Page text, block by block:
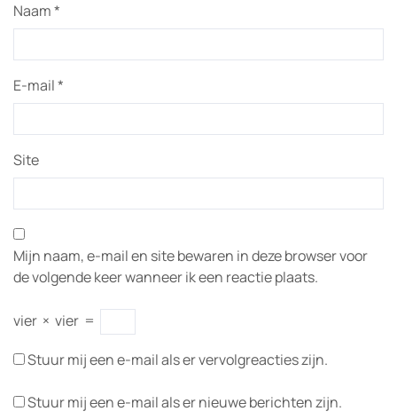
Naam*
E-mail*
Site
Mijn naam, e-mail en site bewaren in deze browser voor
de volgende keer wanneer ik een reactie plaats.
vier × vier =
Stuur mij een e-mail als er vervolgreacties zijn.
Stuur mij een e-mail als er nieuwe berichten zijn.